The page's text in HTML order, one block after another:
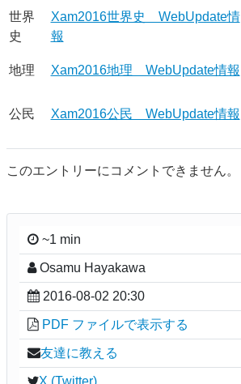
世界
史
Xam2016世界史 WebUpdate情
報
地理 Xam2016地理 WebUpdate情報
公民 Xam2016公民 WebUpdate情報
このエントリーにコメントできません。
~1 min
Osamu Hayakawa
2016-08-02 20:30
PDF ファイルで表示する
友達に教える
X (Twitter)